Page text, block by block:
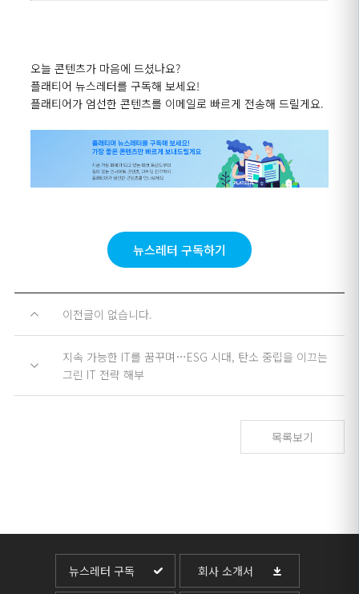
오늘 콘텐츠가 마음에 드셨나요?
플래티어 뉴스레터를 구독해 보세요!
플래티어가 엄선한 콘텐츠를 이메일로 빠르게 전송해 드릴게요.
뉴스레터 구독하기
이전글이 없습니다.
지속 가능한 IT를 꿈꾸며…ESG 시대, 탄소 중립을 이끄는
그린 IT 전략 해부
목록보기
뉴스레터 구독 회사 소개서